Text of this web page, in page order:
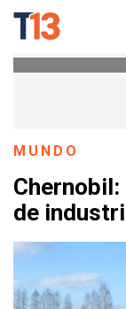
MUNDO
Chernobil:
de